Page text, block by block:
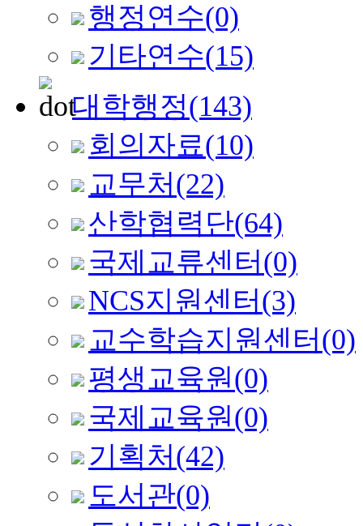
행정연수(0)
기타연수(15)
대학행정(143)
회의자료(10)
교무처 (22)
산학협력단(64)
국제교류센터 (0)
NCS지원센터 (3)
교수학습지원센터 (0)
평생교육원(0)
국제교육원(0)
기획처 (42)
도서관(0)